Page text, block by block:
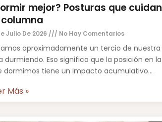
mejor? Posturas que cuidan
Julio De 2026 No Hay Comentarios
aproximadamente un tercio de nuestra
durmiendo. Eso significa que la posición en la
dormimos tiene un impacto acumulativo
Más »